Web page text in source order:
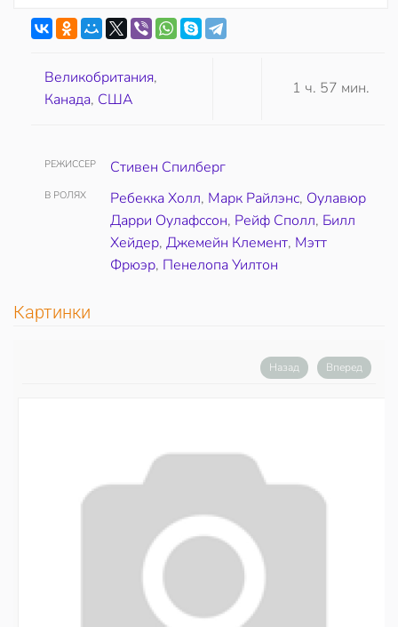
Великобритания,
Канада, США
1 ч. 57 мин.
РЕЖИССЕР Стивен Спилберг
В РОЛЯХ Ребекка Холл, Марк Райлэнс, Оулавюр
Дарри Оулафссон, Рейф Сполл, Билл
Хейдер, Джемейн Клемент, Мэтт
Фрюэр, Пенелопа Уилтон
Картинки
Назад Вперед